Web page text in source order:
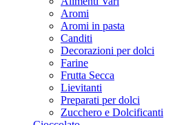
Aromi
Aromi in pasta
Canditi
Decorazioni per dolci
Farine
Frutta Secca
Lievitanti
Preparati per dolci
Zucchero e Dolcificanti